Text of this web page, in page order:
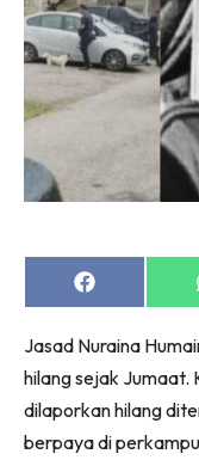
Share
on
Jasad Nuraina
hilang sejak Jumaat.
dilaporkan hilang
berpaya di